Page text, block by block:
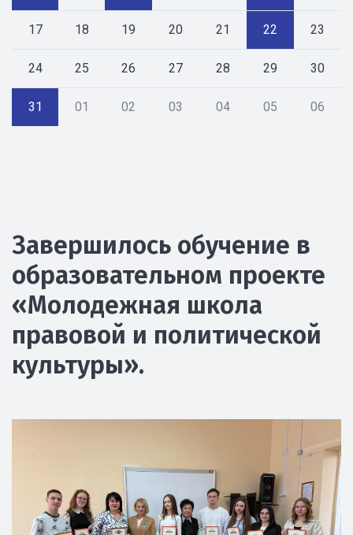
17 18 19 20 21 22 23
24 25 26 27 28 29 30
31 01 02 03 04 05 06
Завершилось обучение в
образовательном проекте
«Молодежная школа
правовой и политической
культуры».